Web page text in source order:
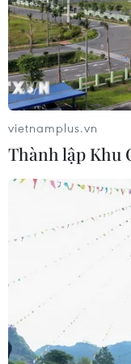
Gia Lai xác thực
hiểm
01/08/2026 07:05
Bộ Y tế : Trên
thành thiếu vận
TP Hồ Chí Minh
mắc bệnh hiểm
hội học tập và
30/07/2026 13:53
vietnamplus.vn
Thành lập Khu